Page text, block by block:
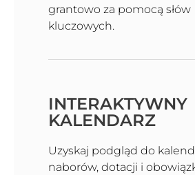
grantowo za pomocą słów
kluczowych.
INTERAKTYWNY
KALENDARZ
Uzyskaj podgląd do
naborów, dotacji i